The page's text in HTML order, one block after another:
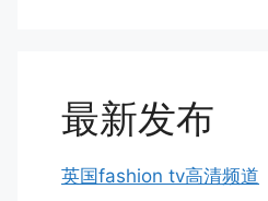
最新发布
英国fashion tv高清频道